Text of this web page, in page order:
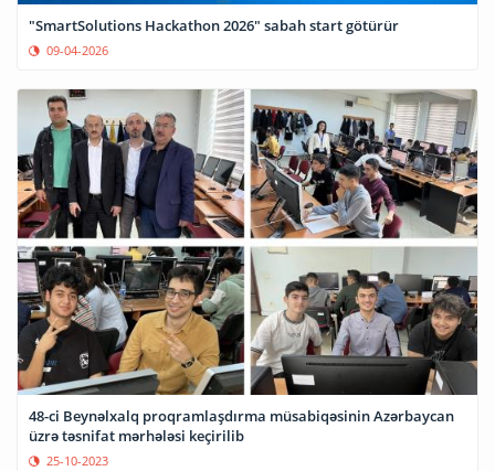
"SmartSolutions Hackathon 2026" sabah start götürür
09-04-2026
48-ci Beynəlxalq proqramlaşdırma müsabiqəsinin Azərbaycan
üzrə təsnifat mərhələsi keçirilib
25-10-2023